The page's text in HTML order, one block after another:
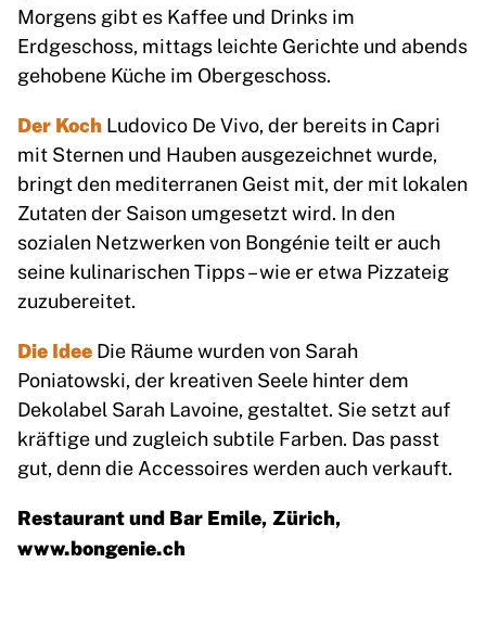
Morgens gibt es Kaffee und Drinks im
Erdgeschoss, mittags leichte Gerichte und abends
gehobene Küche im Obergeschoss.
Der Koch Ludovico De Vivo, der bereits in Capri
mit Sternen und Hauben ausgezeichnet wurde,
bringt den mediterranen Geist mit, der mit lokalen
Zutaten der Saison umgesetzt wird. In den
sozialen Netzwerken von Bongénie teilt er auch
seine kulinarischen Tipps – wie er etwa Pizzateig
zuzubereitet.
Die Idee Die Räume wurden von Sarah
Poniatowski, der kreativen Seele hinter dem
Dekolabel Sarah Lavoine, gestaltet. Sie setzt auf
kräftige und zugleich subtile Farben. Das passt
gut, denn die Accessoires werden auch verkauft.
Restaurant und Bar Emile, Zürich,
www.bongenie.ch